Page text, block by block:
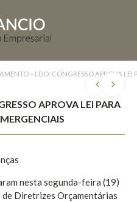
– LDO: CONGRESSO APROVA
APROVA LEI PARA
nesta segunda-feira (19)
Diretrizes Orçamentárias